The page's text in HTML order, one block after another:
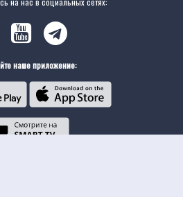
наше приложение: